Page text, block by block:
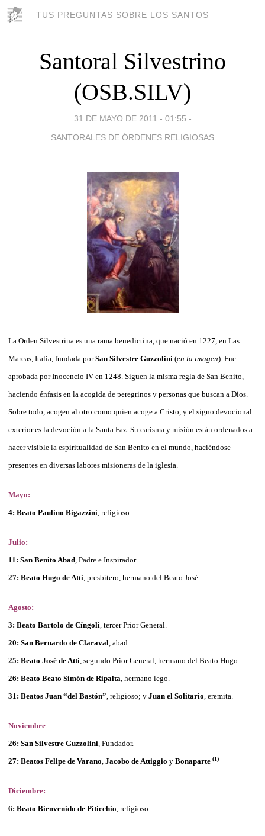
TUS PREGUNTAS SOBRE LOS SANTOS
Santoral Silvestrino
(OSB.SILV)
31 DE MAYO DE 2011 - 01:55 -
SANTORALES DE ÓRDENES RELIGIOSAS
La Orden Silvestrina es una rama benedictina, que nació en 1227, en Las
Marcas, Italia, fundada porSan Silvestre Guzzolini (en la imagen). Fue
aprobada por Inocencio IV en 1248. Siguen la misma regla de San Benito,
haciendo énfasis en la acogida de peregrinos y personas que buscan a Dios.
Sobre todo, acogen al otro como quien acoge a Cristo, y el signo devocional
exterior es la devoción a la Santa Faz. Su carisma y misión están ordenados a
hacer visible la espiritualidad de San Benito en el mundo, haciéndose
presentes en diversas labores misioneras de la iglesia.
Mayo:
4: Beato Paulino Bigazzini , religioso.
Julio:
11: San Benito Abad , Padre e Inspirador.
27: Beato Hugo de Atti , presbítero, hermano del Beato José.
Agosto:
3: Beato Bartolo de Cíngoli , tercer Prior General.
20: San Bernardo de Claraval , abad.
25: Beato José de Atti , segundo Prior General, hermano del Beato Hugo.
26: Beato Beato Simón de Ripalta , hermano lego.
31: Beatos Juan “del Bastón” , religioso; y Juan el Solitario , eremita.
Noviembre
26: San Silvestre Guzzolini , Fundador.
27: Beatos Felipe de Varano Jacobo de Attiggio y Bonaparte (1)
Diciembre:
6: Beato Bienvenido de Piticchio , religioso.